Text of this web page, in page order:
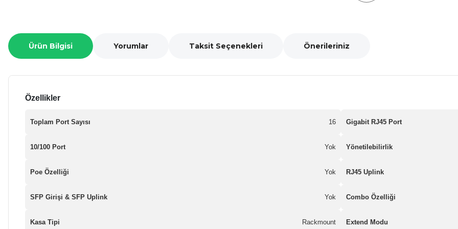
Ürün Bilgisi Yorumlar Taksit Seçenekleri Önerileriniz
Özellikler
Toplam Port Sayısı 16 Gigabit RJ45 Port
10/100 Port Yok Yönetilebilirlik
Poe Özelliği Yok RJ45 Uplink
SFP Girişi & SFP Uplink Yok Combo Özelliği
Kasa Tipi Rackmount Extend Modu